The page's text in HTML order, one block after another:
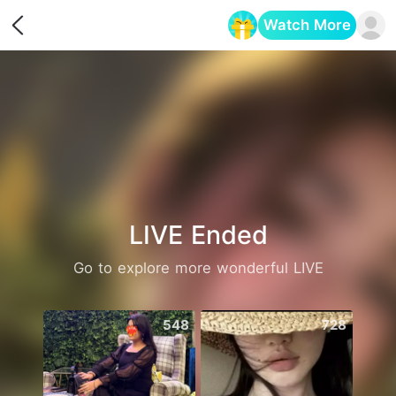
Watch More
LIVE Ended
Go to explore more wonderful LIVE
548 728